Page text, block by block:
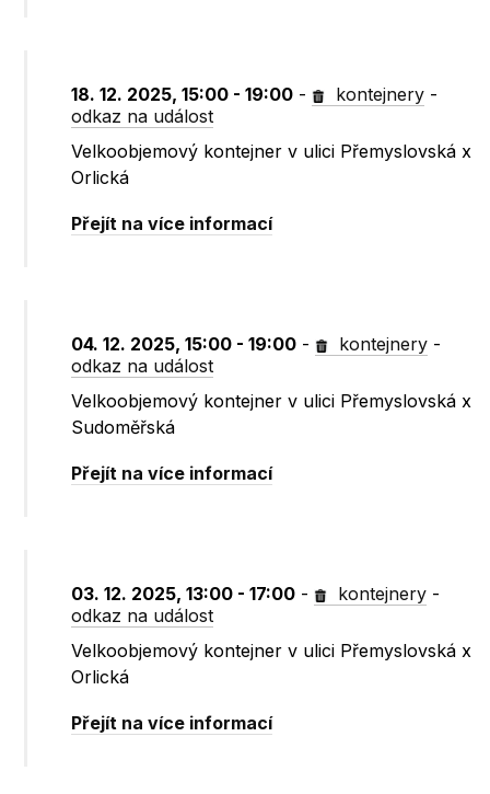
18. 12. 2025, 15:00 - 19:00 - kontejnery -
odkaz na událost
Velkoobjemový kontejner v ulici Přemyslovská x
Orlická
Přejít na více informací
04. 12. 2025, 15:00 - 19:00 - kontejnery -
odkaz na událost
Velkoobjemový kontejner v ulici Přemyslovská x
Sudoměřská
Přejít na více informací
03. 12. 2025, 13:00 - 17:00 - kontejnery -
odkaz na událost
Velkoobjemový kontejner v ulici Přemyslovská x
Orlická
Přejít na více informací